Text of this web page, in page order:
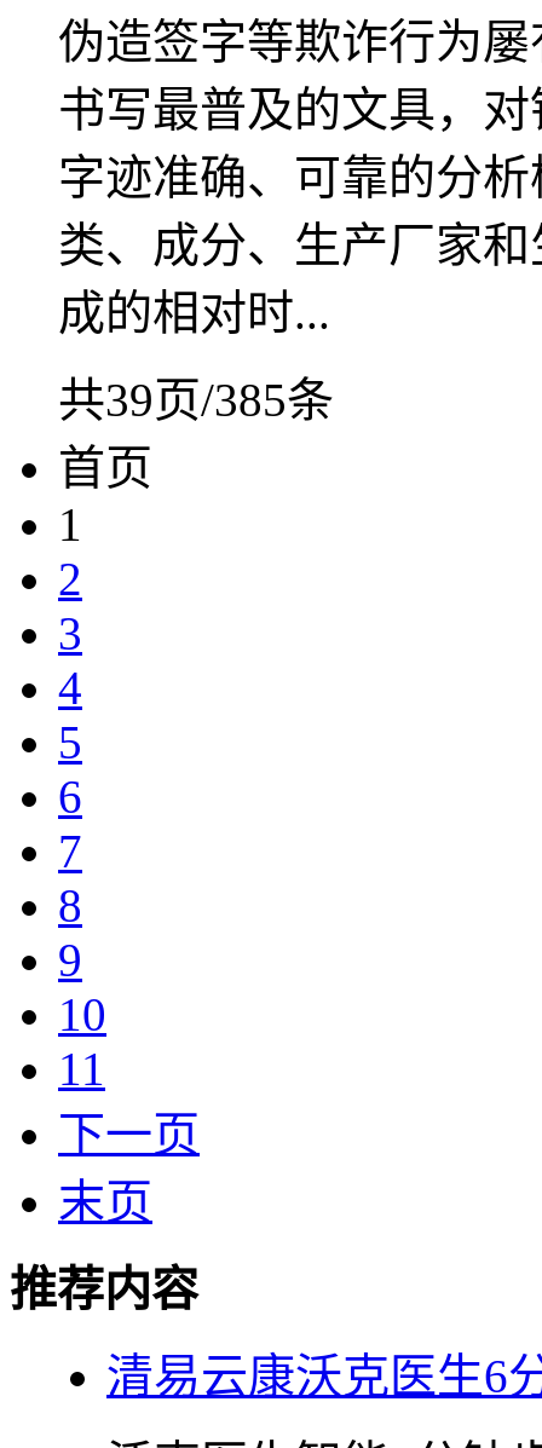
伪造签字等欺诈行为
书写最普及的文具，
字迹准确、可靠的分
类、成分、生产厂家
成的相对时...
共39页/385条
首页
1
2
3
4
5
6
7
8
9
10
11
下一页
末页
推荐内容
清易云康沃克医生6